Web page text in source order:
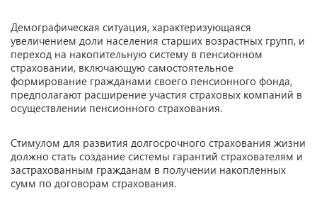
Демографическая ситуация, характеризующаяся
увеличением доли населения старших возрастных групп, и
переход на накопительную систему в пенсионном
страховании, включающую самостоятельное
формирование гражданами своего пенсионного фонда,
предполагают расширение участия страховых компаний в
осуществлении пенсионного страхования.
Стимулом для развития долгосрочного страхования жизни
должно стать создание системы гарантий страхователям и
застрахованным гражданам в получении накопленных
сумм по договорам страхования.